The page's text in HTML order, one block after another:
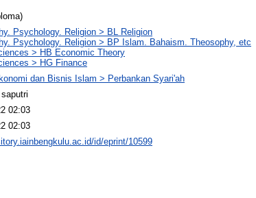
Psychology. Religion > BL Religion
Psychology. Religion > BP Islam. Bahaism. Theosophy, etc
> HB Economic Theory
> HG Finance
dan Bisnis Islam > Perbankan Syari'ah
02:03
02:03
id/eprint/10599